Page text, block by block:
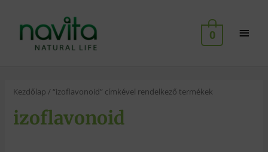
0
Kezdőlap / “izoflavonoid” címkével rendelkező termékek
izoflavonoid